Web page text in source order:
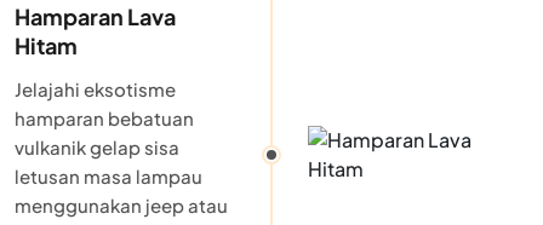
Hamparan Lava
Hitam
Jelajahi eksotisme
hamparan bebatuan
vulkanik gelap sisa
letusan masa lampau
menggunakan jeep atau